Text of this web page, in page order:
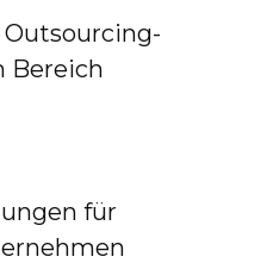
Outsourcing-
Bereich
für